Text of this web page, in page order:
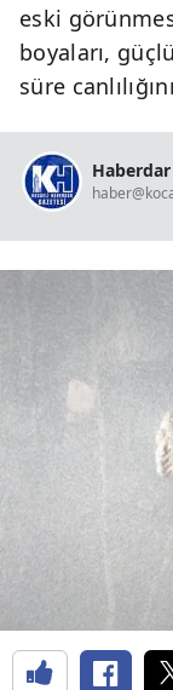
eski
boyaları,
süre
Haberdar